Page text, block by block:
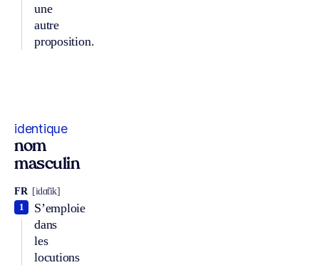
une
autre
proposition.
identique
nom
masculin
FR [idɑ̃tik]
S’emploie
dans
les
locutions
1